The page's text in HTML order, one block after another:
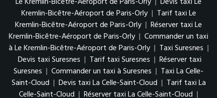
Kremlin-Bicêtre-Aéroport de Paris-Orly | Tarif taxi Le
Kremlin-Bicêtre-Aéroport de Paris-Orly | Réserver taxi Le
Kremlin-Bicêtre-Aéroport de Paris-Orly | Commander un taxi
à Le Kremlin-Bicêtre-Aéroport de Paris-Orly | Taxi Suresnes |
Devis taxi Suresnes | Tarif taxi Suresnes | Réserver taxi
Suresnes | Commander un taxi à Suresnes | Taxi La Celle-
Saint-Cloud | Devis taxi La Celle-Saint-Cloud | Tarif taxi La
Celle-Saint-Cloud | Réserver taxi La Celle-Saint-Cloud |